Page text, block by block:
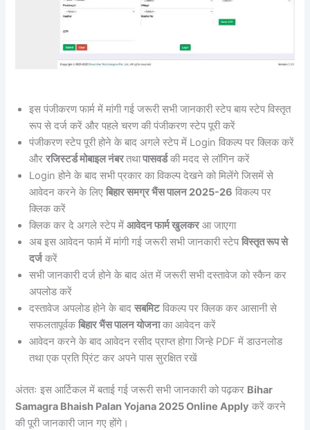
इस पंजीकरण फार्म में मांगी गई जरूरी सभी जानकारी स्टेप बाय स्टेप विस्तृत
रूप से दर्ज करें और पहले चरण की पंजीकरण स्टेप पूरी करें
पंजीकरण स्टेप पूरी होने के बाद अगले स्टेप में Login विकल्प पर क्लिक करें
औररजिस्टर्ड मोबाइल नंबरतथापासवर्डकी मदद से लॉगिन करें
Login होने के बाद सभी प्रकार का विकल्प देखने को मिलेंगे जिसमें से
आवेदन करने के लिएबिहार समग्र भैंस पालन 2025-26 विकल्प पर
क्लिक करें
क्लिक कर दे अगले स्टेप मेंआवेदन फार्म खुलकरआ जाएगा
अब इस आवेदन फार्म में मांगी गई जरूरी सभी जानकारी स्टेपविस्तृत रूप से
दर्जकरें
सभी जानकारी दर्ज होने के बाद अंत में जरूरी सभी दस्तावेज को स्कैन कर
अपलोड करें
दस्तावेज अपलोड होने के बादसबमिटविकल्प पर क्लिक कर आसानी से
सफलतापूर्वकबिहार भैंस पालन योजनाका आवेदन करें
आवेदन करने के बाद आवेदन रसीद प्राप्त होगा जिन्हे PDF में डाउनलोड
तथा एक प्रति प्रिंट कर अपने पास सुरक्षित रखें
अंततः इस आर्टिकल में बताई गई जरूरी सभी जानकारी को पढ़कर Bihar
Samagra Bhaish Palan Yojana 2025 Online Apply करें करने
की पूरी जानकारी जान गए होंगे।